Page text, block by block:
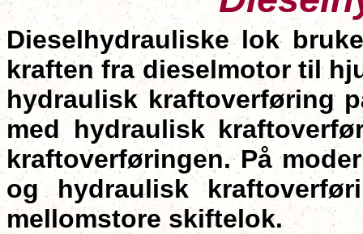
Dieselhydrauliske lok
kraften fra dieselmotor til
hydraulisk kraftoverføring
med hydraulisk
kraftoverføringen. På
og hydraulisk
mellomstore skiftelok.